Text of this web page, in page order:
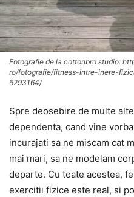
Fotografie de la cottonbro studio:
ro/fotografie/fitness-intre-inere-
6293164/
Spre deosebire de multe
dependenta, cand vine
incurajati sa ne miscam cat
mai mari, sa ne modelam
departe. Cu toate acestea,
exercitii fizice este real, si